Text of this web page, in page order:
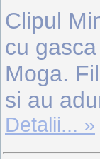
Clipul
cu
Moga.
si au
Detalii... »